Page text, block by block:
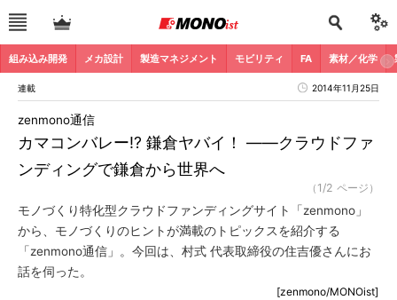
組み込み開発 メカ設計 製造マネジメント モビリティ FA 素材／化学
連載 2014年11月25日
カマコンバレー!? 鎌倉ヤバイ！ ――クラウドファ
ンディングで鎌倉から世界へ
zenmono通信
（1/2 ページ）
モノづくり特化型クラウドファンディングサイト「zenmono」
から、モノづくりのヒントが満載のトピックスを紹介する
「zenmono通信」。今回は、村式 代表取締役の住吉優さんにお
話を伺った。
[zenmono/MONOist]